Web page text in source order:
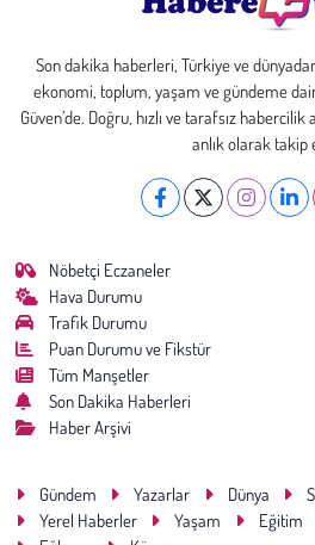
Son dakika haberleri, Türkiye ve
ekonomi, toplum, yaşam ve gündeme
Güven’de. Doğru, hızlı ve tarafsız
anlık olarak takip
Nöbetçi Eczaneler
Hava Durumu
Trafik Durumu
Puan Durumu ve Fikstür
Tüm Manşetler
Son Dakika Haberleri
Haber Arşivi
Gündem Yazarlar Dünya
Yerel Haberler
Yaşam Eğitim